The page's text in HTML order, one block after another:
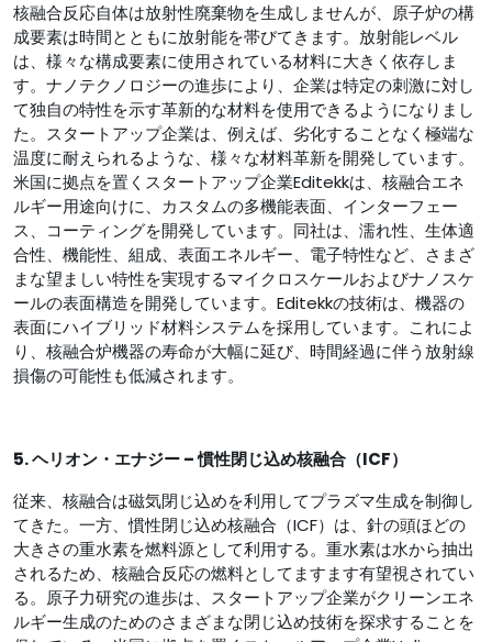
核融合反応自体は放射性廃棄物を生成しませんが、原子炉の構
成要素は時間とともに放射能を帯びてきます。放射能レベル
は、様々な構成要素に使用されている材料に大きく依存しま
す。ナノテクノロジーの進歩により、企業は特定の刺激に対し
て独自の特性を示す革新的な材料を使用できるようになりまし
た。スタートアップ企業は、例えば、劣化することなく極端な
温度に耐えられるような、様々な材料革新を開発しています。
米国に拠点を置くスタートアップ企業Editekkは、核融合エネ
ルギー用途向けに、カスタムの多機能表面、インターフェー
ス、コーティングを開発しています。同社は、濡れ性、生体適
合性、機能性、組成、表面エネルギー、電子特性など、さまざ
まな望ましい特性を実現するマイクロスケールおよびナノスケ
ールの表面構造を開発しています。Editekkの技術は、機器の
表面にハイブリッド材料システムを採用しています。これによ
り、核融合炉機器の寿命が大幅に延び、時間経過に伴う放射線
損傷の可能性も低減されます。
5. ヘリオン・エナジー – 慣性閉じ込め核融合（ICF）
従来、核融合は磁気閉じ込めを利用してプラズマ生成を制御し
てきた。一方、慣性閉じ込め核融合（ICF）は、針の頭ほどの
大きさの重水素を燃料源として利用する。重水素は水から抽出
されるため、核融合反応の燃料としてますます有望視されてい
る。原子力研究の進歩は、スタートアップ企業がクリーンエネ
ルギー生成のためのさまざまな閉じ込め技術を探求することを